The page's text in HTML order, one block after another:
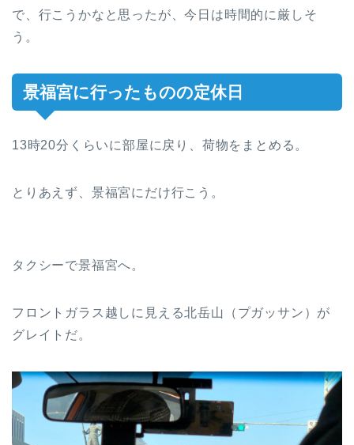
で、行こうかなと思ったが、今日は時間的に厳しそ
う。
景福宮に行ったものの定休日
13時20分くらいに部屋に戻り、荷物をまとめる。
とりあえず、景福宮にだけ行こう。
タクシーで景福宮へ。
フロントガラス越しに見える北岳山（プガッサン）が
グレイトだ。